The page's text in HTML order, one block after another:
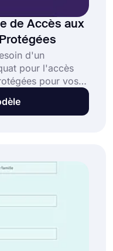
de Accès aux
d'un
pour l'accès
pour vos
forms.app en
souhaitez un
!